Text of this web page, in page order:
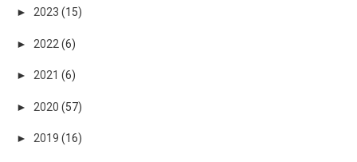
► 2023(15)
► 2022(6)
► 2021(6)
► 2020(57)
► 2019(16)